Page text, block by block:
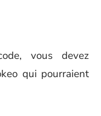
vous devez
qui pourraient